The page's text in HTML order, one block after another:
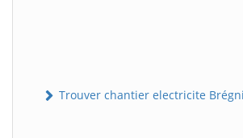
Trouver chantier electricite